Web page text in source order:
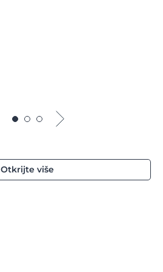
Otkrijte više